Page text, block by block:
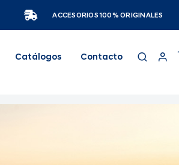
ACCESORIOS 100% ORIGINALES
Catálogos Contacto